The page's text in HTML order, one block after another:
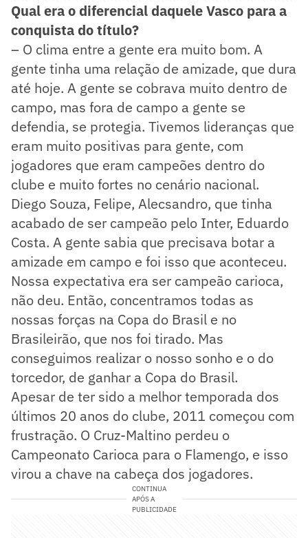
Qual era o diferencial daquele Vasco para a
conquista do título?
– O clima entre a gente era muito bom. A
gente tinha uma relação de amizade, que dura
até hoje. A gente se cobrava muito dentro de
campo, mas fora de campo a gente se
defendia, se protegia. Tivemos lideranças que
eram muito positivas para gente, com
jogadores que eram campeões dentro do
clube e muito fortes no cenário nacional.
Diego Souza, Felipe, Alecsandro, que tinha
acabado de ser campeão pelo Inter, Eduardo
Costa. A gente sabia que precisava botar a
amizade em campo e foi isso que aconteceu.
Nossa expectativa era ser campeão carioca,
não deu. Então, concentramos todas as
nossas forças na Copa do Brasil e no
Brasileirão, que nos foi tirado. Mas
conseguimos realizar o nosso sonho e o do
torcedor, de ganhar a Copa do Brasil.
Apesar de ter sido a melhor temporada dos
últimos 20 anos do clube, 2011 começou com
frustração. O Cruz-Maltino perdeu o
Campeonato Carioca para o Flamengo, e isso
virou a chave na cabeça dos jogadores.
CONTINUA
APÓS A
PUBLICIDADE